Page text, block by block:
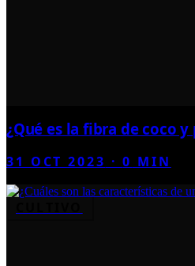
¿Qué es la fibra de coco y
31 OCT 2023 ·0 MIN